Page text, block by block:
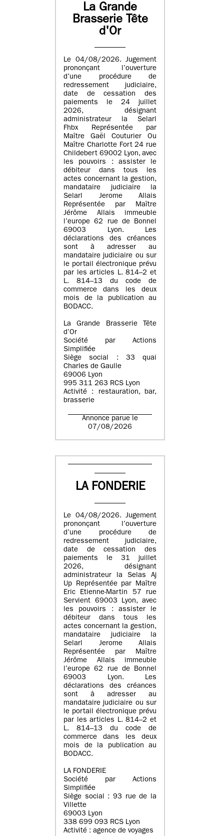
La Grande
Brasserie Tête
d'Or
Le 04/08/2026. Jugement
prononçant l’ouverture
d’une procédure de
redressement judiciaire,
date de cessation des
paiements le 24 juillet
2026, désignant
administrateur la Selarl
Fhbx Représentée par
Maître Gaël Couturier Ou
Maître Charlotte Fort 24 rue
Childebert 69002 Lyon, avec
les pouvoirs : assister le
débiteur dans tous les
actes concernant la gestion,
mandataire judiciaire la
Selarl Jerome Allais
Représentée par Maître
Jérôme Allais immeuble
l’europe 62 rue de Bonnel
69003 Lyon. Les
déclarations des créances
sont à adresser au
mandataire judiciaire ou sur
le portail électronique prévu
par les articles L. 814–2 et
L. 814–13 du code de
commerce dans les deux
mois de la publication au
BODACC.
La Grande Brasserie Tête
d’Or
Société par Actions
Simplifiée
Siège social : 33 quai
Charles de Gaulle
69006 Lyon
995 311 263 RCS Lyon
Activité : restauration, bar,
brasserie
Annonce parue le
07/08/2026
LA FONDERIE
Le 04/08/2026. Jugement
prononçant l’ouverture
d’une procédure de
redressement judiciaire,
date de cessation des
paiements le 31 juillet
2026, désignant
administrateur la Selas Aj
Up Représentée par Maître
Eric Etienne-Martin 57 rue
Servient 69003 Lyon, avec
les pouvoirs : assister le
débiteur dans tous les
actes concernant la gestion,
mandataire judiciaire la
Selarl Jerome Allais
Représentée par Maître
Jérôme Allais immeuble
l’europe 62 rue de Bonnel
69003 Lyon. Les
déclarations des créances
sont à adresser au
mandataire judiciaire ou sur
le portail électronique prévu
par les articles L. 814–2 et
L. 814–13 du code de
commerce dans les deux
mois de la publication au
BODACC.
LA FONDERIE
Société par Actions
Simplifiée
Siège social : 93 rue de la
Villette
69003 Lyon
338 699 093 RCS Lyon
Activité : agence de voyages